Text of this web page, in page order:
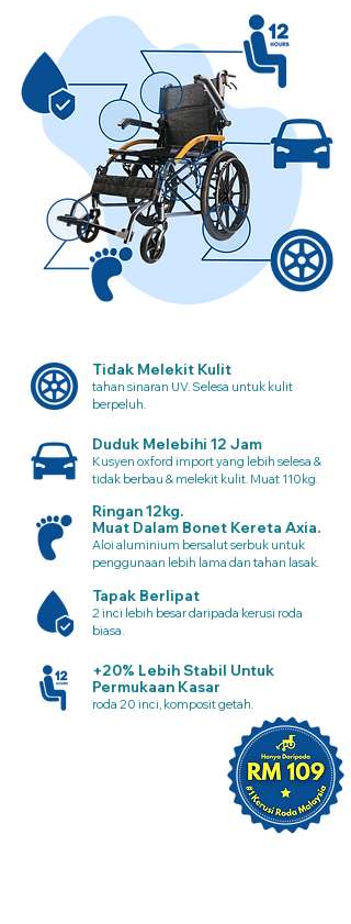
Tidak Melekit Kulit
tahan sinaran UV. Selesa untuk kulit
berpeluh.
Duduk Melebihi 12 Jam
Kusyen oxford import yang lebih selesa &
tidak berbau & melekit kulit. Muat 110kg.
Ringan 12kg.
Muat Dalam Bonet Kereta Axia.
Aloi aluminium bersalut serbuk untuk
penggunaan lebih lama dan tahan lasak.
Tapak Berlipat
2 inci lebih besar daripada kerusi roda
biasa.
+20% Lebih Stabil Untuk
Permukaan Kasar
roda 20 inci, komposit getah.